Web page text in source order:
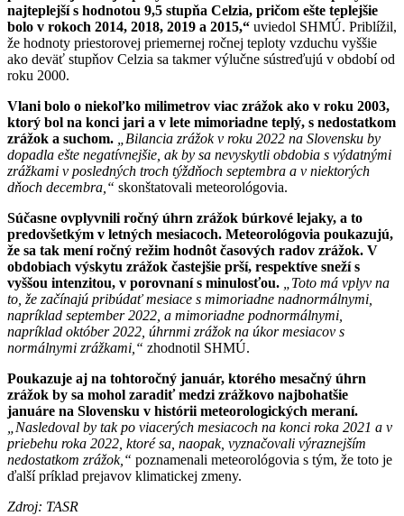
najteplejší s hodnotou 9,5 stupňa Celzia, pričom ešte teplejšie
bolo v rokoch 2014, 2018, 2019 a 2015,“ uviedol SHMÚ. Priblížil,
že hodnoty priestorovej priemernej ročnej teploty vzduchu vyššie
ako deväť stupňov Celzia sa takmer výlučne sústreďujú v období od
roku 2000.
Vlani bolo o niekoľko milimetrov viac zrážok ako v roku 2003,
ktorý bol na konci jari a v lete mimoriadne teplý, s nedostatkom
zrážok a suchom. „Bilancia zrážok v roku 2022 na Slovensku by
dopadla ešte negatívnejšie, ak by sa nevyskytli obdobia s výdatnými
zrážkami v posledných troch týždňoch septembra a v niektorých
dňoch decembra,“ skonštatovali meteorológovia.
Súčasne ovplyvnili ročný úhrn zrážok búrkové lejaky, a to
predovšetkým v letných mesiacoch. Meteorológovia poukazujú,
že sa tak mení ročný režim hodnôt časových radov zrážok. V
obdobiach výskytu zrážok častejšie prší, respektíve sneží s
vyššou intenzitou, v porovnaní s minulosťou.
„Toto má vplyv na
to, že začínajú pribúdať mesiace s mimoriadne nadnormálnymi,
napríklad september 2022, a mimoriadne podnormálnymi,
napríklad október 2022, úhrnmi zrážok na úkor mesiacov s
normálnymi zrážkami,“ zhodnotil SHMÚ.
Poukazuje aj na tohtoročný január, ktorého mesačný úhrn
zrážok by sa mohol zaradiť medzi zrážkovo najbohatšie
januáre na Slovensku v histórii meteorologických meraní.
„Nasledoval by tak po viacerých mesiacoch na konci roka 2021 a v
priebehu roka 2022, ktoré sa, naopak, vyznačovali výraznejším
nedostatkom zrážok,“ poznamenali meteorológovia s tým, že toto je
ďalší príklad prejavov klimatickej zmeny.
Zdroj: TASR